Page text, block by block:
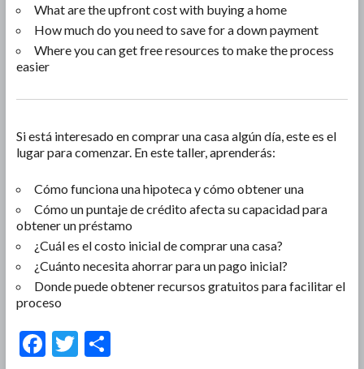
What are the upfront cost with buying a home
How much do you need to save for a down payment
Where you can get free resources to make the process
easier
Si está interesado en comprar una casa algún día, este es el
lugar para comenzar. En este taller, aprenderás:
Cómo funciona una hipoteca y cómo obtener una
Cómo un puntaje de crédito afecta su capacidad para
obtener un préstamo
¿Cuál es el costo inicial de comprar una casa?
¿Cuánto necesita ahorrar para un pago inicial?
Donde puede obtener recursos gratuitos para facilitar el
proceso
F T S